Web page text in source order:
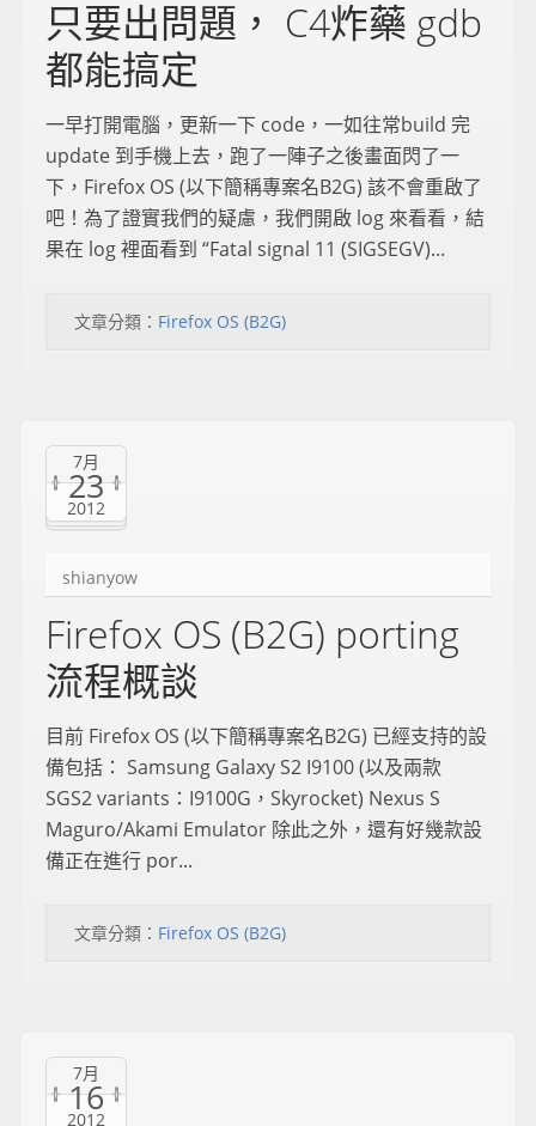
只要出問題， C4炸藥 gdb
都能搞定
一早打開電腦，更新一下 code，一如往常build 完
update 到手機上去，跑了一陣子之後畫面閃了一
下，Firefox OS (以下簡稱專案名B2G) 該不會重啟了
吧！為了證實我們的疑慮，我們開啟 log 來看看，結
果在 log 裡面看到 “Fatal signal 11 (SIGSEGV)...
文章分類： Firefox OS (B2G)
7月
23
2012
shianyow
Firefox OS (B2G) porting
流程概談
目前 Firefox OS (以下簡稱專案名B2G) 已經支持的設
備包括： Samsung Galaxy S2 I9100 (以及兩款
SGS2 variants：I9100G，Skyrocket) Nexus S
Maguro/Akami Emulator 除此之外，還有好幾款設
備正在進行 por...
文章分類： Firefox OS (B2G)
7月
16
2012